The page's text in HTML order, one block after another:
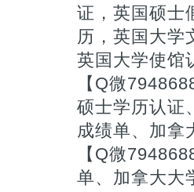
证，英国硕士
历，英国大学
英国大学使馆
【Q微
硕士学历认证
成绩单、加拿
【Q微
单、加拿大大